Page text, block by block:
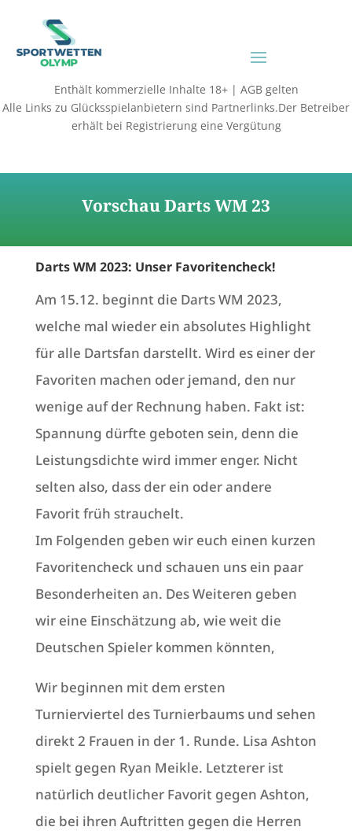
Enthält kommerzielle Inhalte 18+ | AGB gelten
Alle Links zu Glücksspielanbietern sind Partnerlinks.Der Betreiber
erhält bei Registrierung eine Vergütung
Vorschau Darts WM 23
Darts WM 2023: Unser Favoritencheck!
Am 15.12. beginnt die Darts WM 2023,
welche mal wieder ein absolutes Highlight
für alle Dartsfan darstellt. Wird es einer der
Favoriten machen oder jemand, den nur
wenige auf der Rechnung haben. Fakt ist:
Spannung dürfte geboten sein, denn die
Leistungsdichte wird immer enger. Nicht
selten also, dass der ein oder andere
Favorit früh strauchelt.
Im Folgenden geben wir euch einen kurzen
Favoritencheck und schauen uns ein paar
Besonderheiten an. Des Weiteren geben
wir eine Einschätzung ab, wie weit die
Deutschen Spieler kommen könnten,
Wir beginnen mit dem ersten
Turnierviertel des Turnierbaums und sehen
direkt 2 Frauen in der 1. Runde. Lisa Ashton
spielt gegen Ryan Meikle. Letzterer ist
natürlich deutlicher Favorit gegen Ashton,
die bei ihren Auftritten gegen die Herren